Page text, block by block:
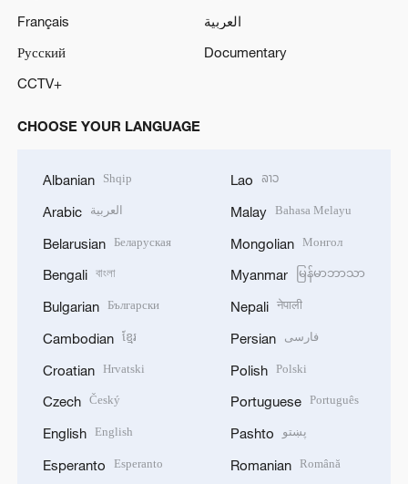
Français
العربية
Русский
Documentary
CCTV+
CHOOSE YOUR LANGUAGE
Albanian Shqip
Arabic العربية
Belarusian Беларуская
Bengali বাংলা
Bulgarian Български
Cambodian ខ្មែរ
Croatian Hrvatski
Czech Český
English English
Esperanto Esperanto
Lao ລາວ
Malay Bahasa Melayu
Mongolian Монгол
Myanmar မြန်မာဘာသာ
Nepali नेपाली
Persian فارسی
Polish Polski
Portuguese Português
Pashto پښتو
Romanian Română